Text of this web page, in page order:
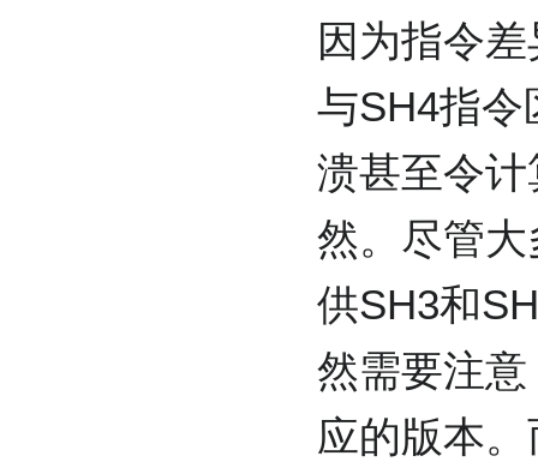
因为指令
与SH4指令
溃甚至令
然。尽管
供SH3和
然需要注
应的版本